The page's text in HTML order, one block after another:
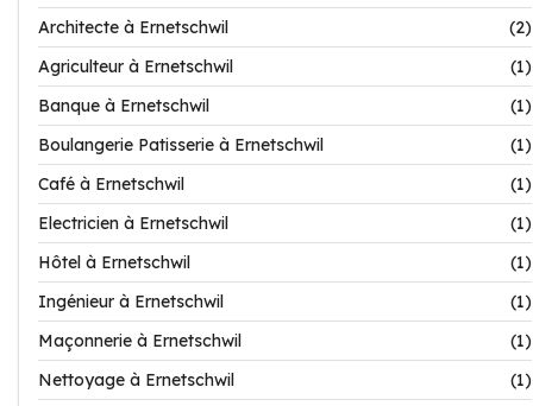
Architecte à Ernetschwil
(2)
Agriculteur à Ernetschwil
(1)
Banque à Ernetschwil
(1)
Boulangerie Patisserie à Ernetschwil
(1)
Café à Ernetschwil
(1)
Electricien à Ernetschwil
(1)
Hôtel à Ernetschwil
(1)
Ingénieur à Ernetschwil
(1)
Maçonnerie à Ernetschwil
(1)
Nettoyage à Ernetschwil
(1)